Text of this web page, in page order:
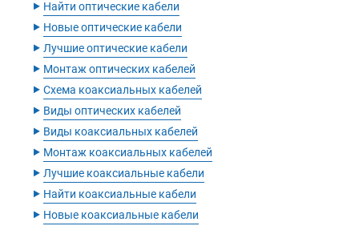
‣ Найти оптические кабели
‣ Новые оптические кабели
‣ Лучшие оптические кабели
‣ Монтаж оптических кабелей
‣ Схема коаксиальных кабелей
‣ Виды оптических кабелей
‣ Виды коаксиальных кабелей
‣ Монтаж коаксиальных кабелей
‣ Лучшие коаксиальные кабели
‣ Найти коаксиальные кабели
‣ Новые коаксиальные кабели